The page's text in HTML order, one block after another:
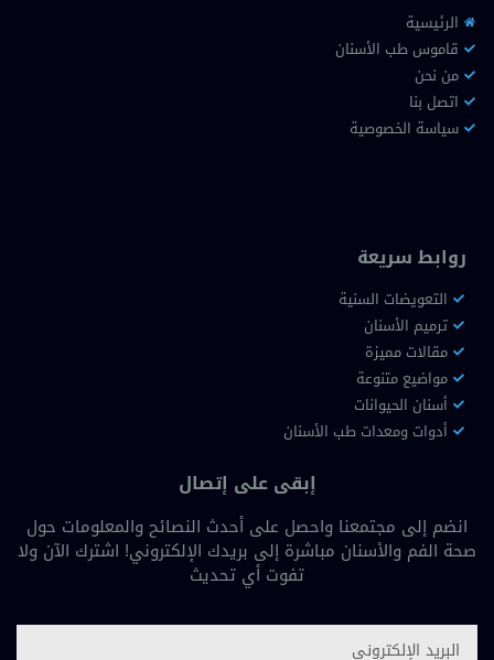
الرئيسية
قاموس طب الأسنان
من نحن
اتصل بنا
سياسة الخصوصية
روابط سريعة
التعويضات السنية
ترميم الأسنان
مقالات مميزة
مواضيع متنوعة
أسنان الحيوانات
أدوات ومعدات طب الأسنان
إبقى على إتصال
انضم إلى مجتمعنا واحصل على أحدث النصائح والمعلومات حول
صحة الفم والأسنان مباشرة إلى بريدك الإلكتروني! اشترك الآن ولا
تفوت أي تحديث